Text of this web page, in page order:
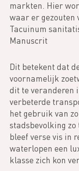
markten. Hier
waar er gezouten
Tacuinum
Manuscrit
Dit betekent dat
voornamelijk
dit te veranderen
verbeterde
het gebruik van
stadsbevolking
bleef verse vis in
waterlopen een
klasse zich kon